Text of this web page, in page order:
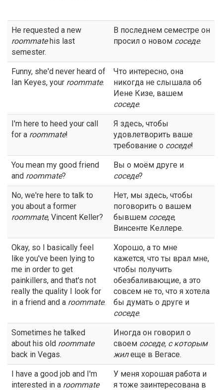
He requested a new
roommatehis last
semester.
В последнем семестре он
просил о новом соседе.
Funny, she'd never heard of
Ian Keyes, your roommate.
Что интересно, она
никогда не слышала об
Иене Кизе, вашем
соседе.
I'm here to heed your call
for a roommate!
Я здесь, чтобы
удовлетворить ваше
требование о соседе!
You mean my good friend
and roommate?
Вы о моём друге и
соседе?
No, we're here to talk to
you about a former
roommate, Vincent Keller?
Нет, мы здесь, чтобы
поговорить о вашем
бывшем соседе,
Винсенте Келлере.
Okay, so I basically feel
like you've been lying to
me in order to get
painkillers, and that's not
really the quality I look for
in a friend and a roommate.
Хорошо, а то мне
кажется, что ты врал мне,
чтобы получить
обезбаливающие, а это
совсем не то, что я хотела
бы думать о друге и
соседе.
Sometimes he talked
about his old roommate
back in Vegas.
Иногда он говорил о
своем соседе, с которым
жилеще в Вегасе.
I have a good job and I'm
interested in a roommate
У меня хорошая работа и
я тоже заинтересована в